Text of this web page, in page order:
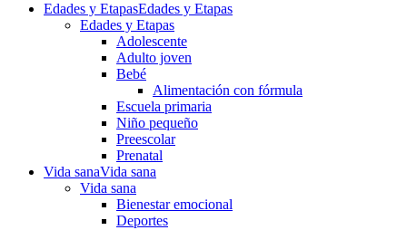
Edades y EtapasEdades y Etapas
Edades y Etapas
Adolescente
Adulto joven
Bebé
Alimentación con fórmula
Escuela primaria
Niño pequeño
Preescolar
Prenatal
Vida sanaVida sana
Vida sana
Bienestar emocional
Deportes